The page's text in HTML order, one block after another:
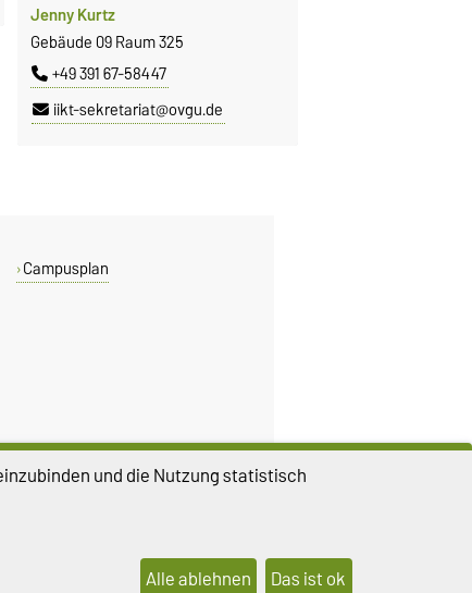
Jenny Kurtz
Gebäude 09 Raum 325
+49 391 67-58447
iikt-sekretariat@ovgu.de
Campusplan
DIESE SEITEund die Nutzung statistisch
Alle ablehnen Das ist ok